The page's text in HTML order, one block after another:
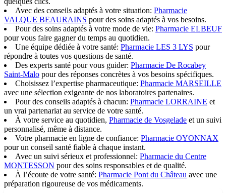
Avec des conseils adaptés à votre situation: Pharmacie
VALQUE BEAURAINS pour des soins adaptés à vos besoins.
Pour des soins adaptés à votre mode de vie: Pharmacie ELBEUF
pour vous faire gagner du temps au quotidien.
Une équipe dédiée à votre santé: Pharmacie LES 3 LYS pour
répondre à toutes vos questions de santé.
Des experts santé pour vous guider: Pharmacie De Rocabey
Saint-Malo pour des réponses concrètes à vos besoins spécifiques.
Choisissez l’expertise pharmaceutique: Pharmacie MARSEILLE
avec une sélection exigeante de nos laboratoires partenaires.
Pour des conseils adaptés à chacun: Pharmacie LORRAINE et
un vrai partenariat au service de votre santé.
À votre service au quotidien, Pharmacie de Vosgelade et un suivi
personnalisé, même à distance.
Votre pharmacie en ligne de confiance: Pharmacie OYONNAX
pour un conseil santé fiable à chaque instant.
Avec un suivi sérieux et professionnel: Pharmacie du Centre
MONTESSON pour des soins responsables et de qualité.
À l’écoute de votre santé: Pharmacie Pont du Château avec une
préparation rigoureuse de vos médicaments.